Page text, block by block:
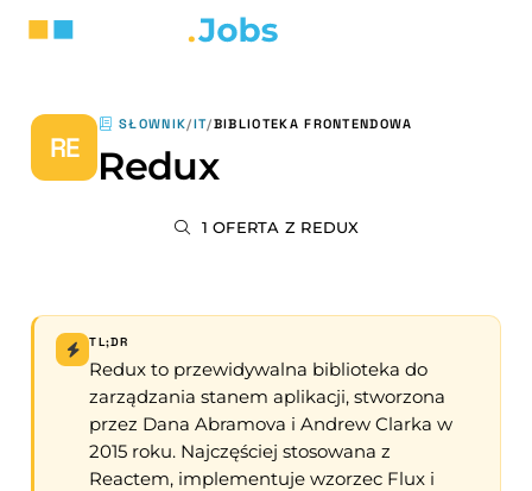
RE
SŁOWNIK/IT/BIBLIOTEKA FRONTENDOWA
Redux
1 OFERTA Z REDUX
TL;DR
Redux to przewidywalna biblioteka do
zarządzania stanem aplikacji, stworzona
przez Dana Abramova i Andrew Clarka w
2015 roku. Najczęściej stosowana z
Reactem, implementuje wzorzec Flux i